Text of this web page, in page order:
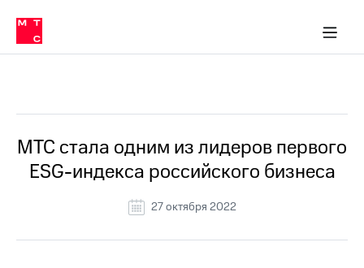
Медиа-центр
и акционерам
Устойчивое развитие
Комплаенс и деловая этика
компании
Карьера
История
компании
Руководство
в МТС
Пресс-
релизы
о технологиях
МТС стала одним из лидеров первого
ESG-индекса российского бизнеса
27 октября 2022